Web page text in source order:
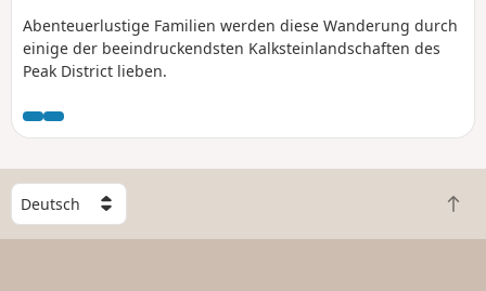
Abenteuerlustige Familien werden diese Wanderung durch
einige der beeindruckendsten Kalksteinlandschaften des
Peak District lieben.
W
ä
h
Z
u